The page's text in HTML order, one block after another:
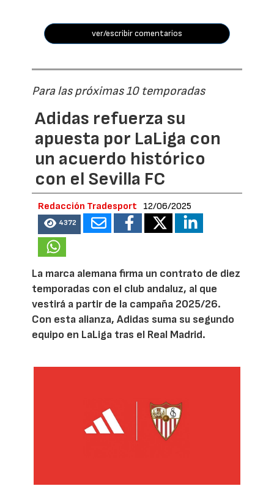
ver/escribir comentarios
Para las próximas 10 temporadas
Adidas refuerza su
apuesta por LaLiga con
un acuerdo histórico
con el Sevilla FC
Redacción Tradesport 12/06/2025
4372
La marca alemana firma un contrato de diez
temporadas con el club andaluz, al que
vestirá a partir de la campaña 2025/26.
Con esta alianza, Adidas suma su segundo
equipo en LaLiga tras el Real Madrid.